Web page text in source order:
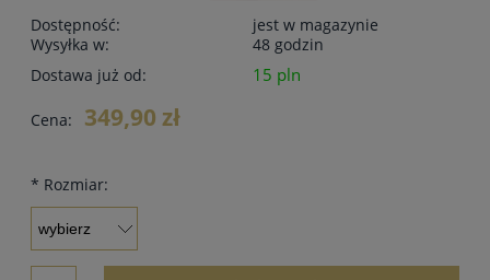
Dostępność:
jest w magazynie
Wysyłka w:
48 godzin
Dostawa już od:
15 pln
Cena: 349,90 zł
* Rozmiar: